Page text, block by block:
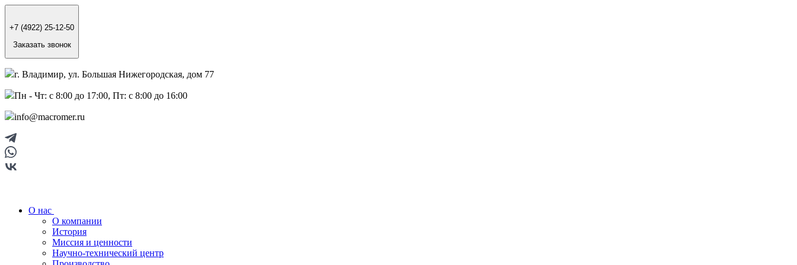
+7 (4922) 25-12-50
Заказать звонок
г. Владимир, ул. Большая Нижегородская, дом 77
Пн - Чт: с 8:00 до 17:00, Пт: с 8:00 до 16:00
info@macromer.ru
О нас
О компании
История
Миссия и ценности
Научно-технический центр